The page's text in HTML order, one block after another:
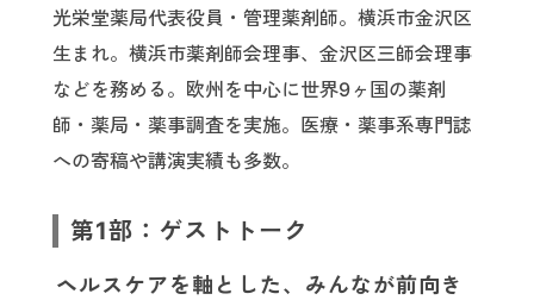
光栄堂薬局代表役員・管理薬剤師。横浜市金沢区
生まれ。横浜市薬剤師会理事、金沢区三師会理事
などを務める。欧州を中心に世界9ヶ国の薬剤
師・薬局・薬事調査を実施。医療・薬事系専門誌
への寄稿や講演実績も多数。
第1部：ゲストトーク
ヘルスケアを軸とした、みんなが前向き